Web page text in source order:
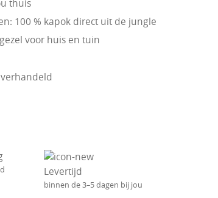
thuis
100 % kapok direct uit de jungle
voor huis en tuin
Levertijd
binnen de 3–5 dagen bij jou